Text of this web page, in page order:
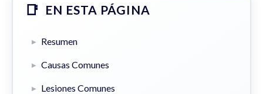
EN ESTA PÁGINA
Resumen
Causas Comunes
Lesiones Comunes